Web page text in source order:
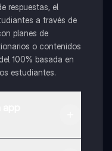
respuestas, el
a través de
planes de
o contenidos
100% basada en
estudiantes.